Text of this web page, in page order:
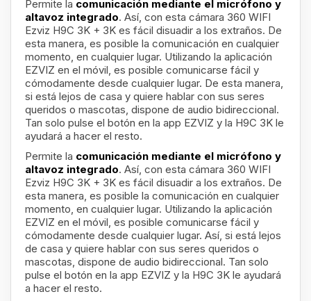
Permite la comunicación mediante el micrófono y
altavoz integrado. Así, con esta cámara 360 WIFI
Ezviz H9C 3K + 3K es fácil disuadir a los extraños. De
esta manera, es posible la comunicación en cualquier
momento, en cualquier lugar. Utilizando la aplicación
EZVIZ en el móvil, es posible comunicarse fácil y
cómodamente desde cualquier lugar. De esta manera,
si está lejos de casa y quiere hablar con sus seres
queridos o mascotas, dispone de audio bidireccional.
Tan solo pulse el botón en la app EZVIZ y la H9C 3K le
ayudará a hacer el resto.
Permite la comunicación mediante el micrófono y
altavoz integrado. Así, con esta cámara 360 WIFI
Ezviz H9C 3K + 3K es fácil disuadir a los extraños. De
esta manera, es posible la comunicación en cualquier
momento, en cualquier lugar. Utilizando la aplicación
EZVIZ en el móvil, es posible comunicarse fácil y
cómodamente desde cualquier lugar. Así, si está lejos
de casa y quiere hablar con sus seres queridos o
mascotas, dispone de audio bidireccional. Tan solo
pulse el botón en la app EZVIZ y la H9C 3K le ayudará
a hacer el resto.